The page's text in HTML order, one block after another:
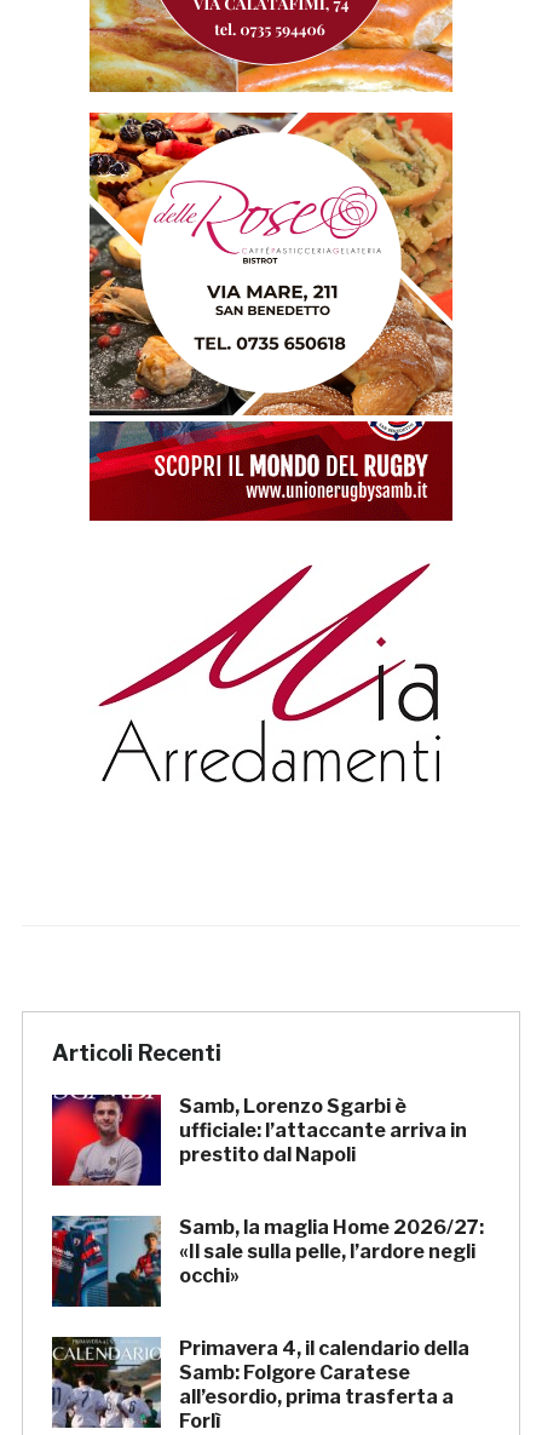
Articoli Recenti
Samb, Lorenzo Sgarbi è
ufficiale: l’attaccante arriva in
prestito dal Napoli
Samb, la maglia Home 2026/27:
«Il sale sulla pelle, l’ardore negli
occhi»
Primavera 4, il calendario della
Samb: Folgore Caratese
all’esordio, prima trasferta a
Forlì